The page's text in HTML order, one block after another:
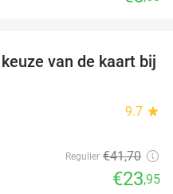
43%
van de kaart bij
9.7 star
Regulier €41,70
€23,95